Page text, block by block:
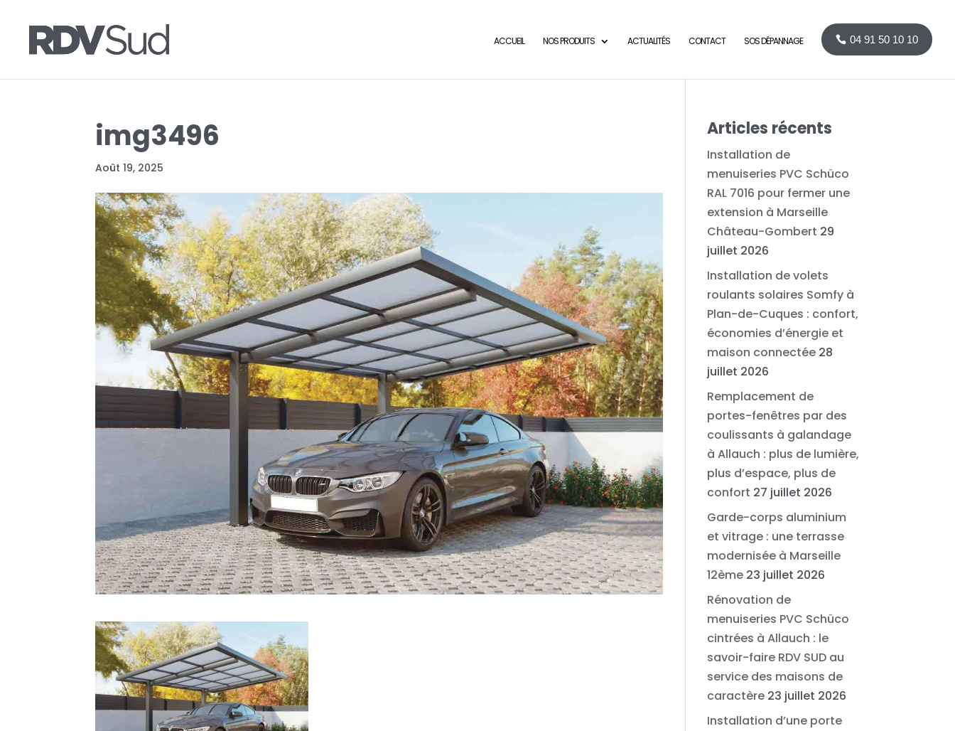
ACCUEIL NOS PRODUITS ACTUALITÉS CONTACT SOS DÉPANNAGE 04 91 50 10 10
img3496
Août 19, 2025
Articles récents
Installation de
menuiseries PVC Schüco
RAL 7016 pour fermer une
extension à Marseille
Château-Gombert 29
juillet 2026
Installation de volets
roulants solaires Somfy à
Plan-de-Cuques : confort,
économies d’énergie et
maison connectée 28
juillet 2026
Remplacement de
portes-fenêtres par des
coulissants à galandage
à Allauch : plus de lumière,
plus d’espace, plus de
confort 27 juillet 2026
Garde-corps aluminium
et vitrage : une terrasse
modernisée à Marseille
12ème 23 juillet 2026
Rénovation de
menuiseries PVC Schüco
cintrées à Allauch : le
savoir-faire RDV SUD au
service des maisons de
caractère 23 juillet 2026
Installation d’une porte